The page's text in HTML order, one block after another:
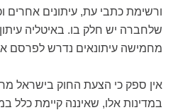
ורשימת כתבי עת, עיתונים אחרים
שלחברה יש חלק בו. באיטליה
מחמישה עיתונאים נדרש לפרסם
אין ספק כי הצעת החוק בישראל
במדינות אלו, שאיננה קיימת כלל